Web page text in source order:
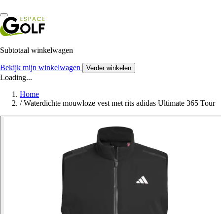
Subtotaal winkelwagen
Bekijk mijn winkelwagen Verder winkelen
Loading...
Home
/ Waterdichte mouwloze vest met rits adidas Ultimate 365 Tour